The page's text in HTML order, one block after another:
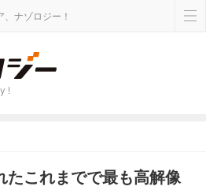
ナゾロジー！
!
たこれまでで最も高解像